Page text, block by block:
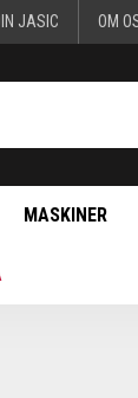
JASIC OM
MASKINER